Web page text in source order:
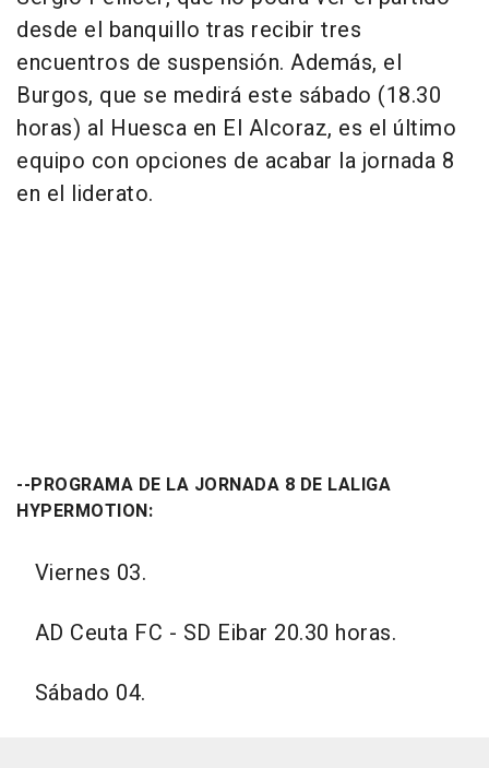
desde el banquillo tras recibir tres
encuentros de suspensión. Además, el
Burgos, que se medirá este sábado (18.30
horas) al Huesca en El Alcoraz, es el último
equipo con opciones de acabar la jornada 8
en el liderato.
--PROGRAMA DE LA JORNADA 8 DE LALIGA
HYPERMOTION:
Viernes 03.
AD Ceuta FC - SD Eibar 20.30 horas.
Sábado 04.